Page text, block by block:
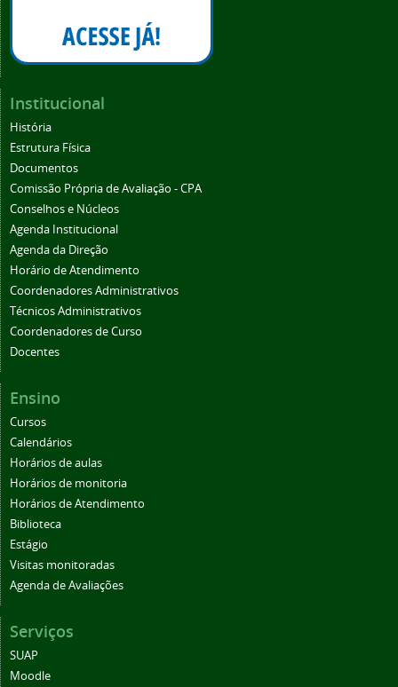
Institucional
História
Estrutura Física
Documentos
Comissão Própria de Avaliação - CPA
Conselhos e Núcleos
Agenda Institucional
Agenda da Direção
Horário de Atendimento
Coordenadores Administrativos
Técnicos Administrativos
Coordenadores de Curso
Docentes
Ensino
Cursos
Calendários
Horários de aulas
Horários de monitoria
Horários de Atendimento
Biblioteca
Estágio
Visitas monitoradas
Agenda de Avaliações
Serviços
SUAP
Moodle